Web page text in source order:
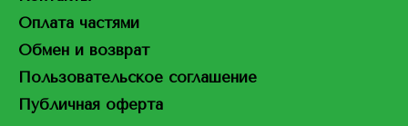
Оплата частями
Обмен и возврат
Пользовательское соглашение
Публичная оферта